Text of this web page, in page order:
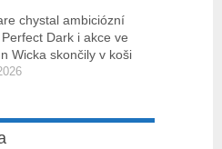
chystal ambiciózní
Dark i akce ve
Wicka skončily v koši